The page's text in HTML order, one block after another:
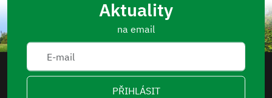
Aktuality
na email
PŘIHLÁSIT